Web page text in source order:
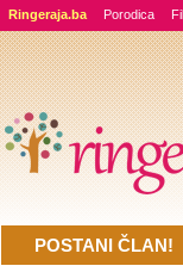
Ringeraja.ba Porodica
POSTANI ČLAN!